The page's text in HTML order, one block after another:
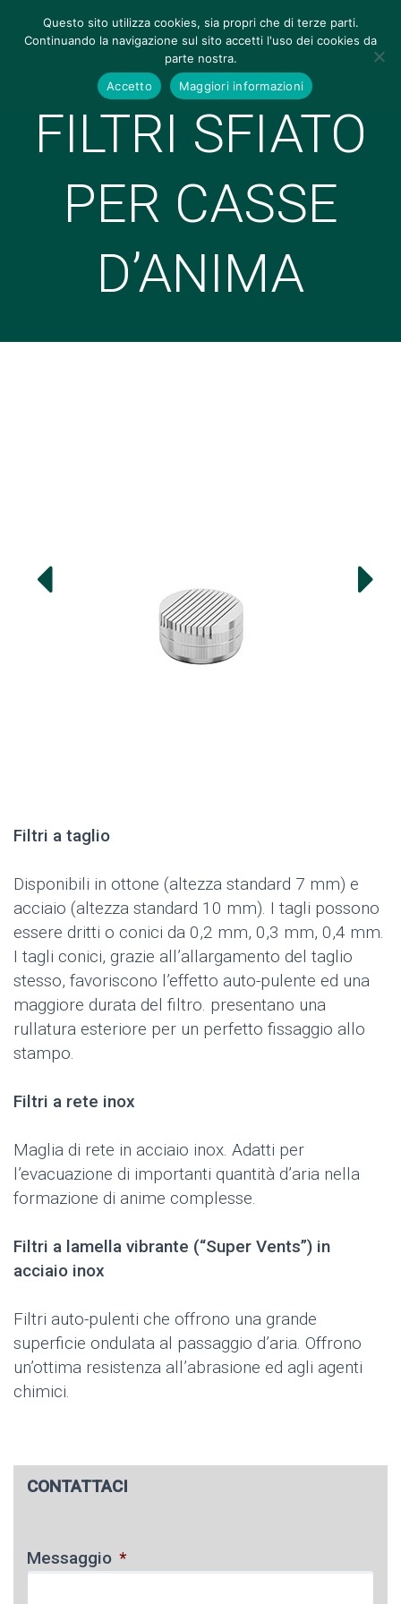
FILTRI SFIATO
PER CASSE
D’ANIMA
Filtri a taglio
Disponibili in ottone (altezza standard 7 mm) e
acciaio (altezza standard 10 mm). I tagli possono
essere dritti o conici da 0,2 mm, 0,3 mm, 0,4 mm.
I tagli conici, grazie all’allargamento del taglio
stesso, favoriscono l’effetto auto-pulente ed una
maggiore durata del filtro. presentano una
rullatura esteriore per un perfetto fissaggio allo
stampo.
Filtri a rete inox
Maglia di rete in acciaio inox. Adatti per
l’evacuazione di importanti quantità d’aria nella
formazione di anime complesse.
Filtri a lamella vibrante (“Super Vents”) in
acciaio inox
Filtri auto-pulenti che offrono una grande
superficie ondulata al passaggio d’aria. Offrono
un’ottima resistenza all’abrasione ed agli agenti
chimici.
CONTATTACI
Messaggio *
Questo sito utilizza cookies, sia propri che di terze parti.
Continuando la navigazione sul sito accetti l'uso dei cookies da
parte nostra.
Accetto
Maggiori informazioni